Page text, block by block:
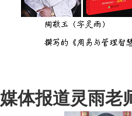
媒体报道灵雨老